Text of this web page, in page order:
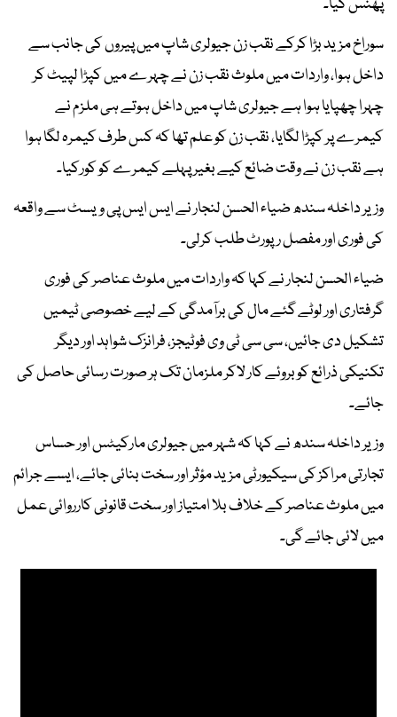
پھنس گیا۔
سوراخ مزید بڑا کرکے نقب زن جیولری شاپ میں پیروں کی جانب سے
داخل ہوا، واردات میں ملوث نقب زن نے چہرے میں کپڑا لپیٹ کر
چہرا چھپایا ہوا ہے جیولری شاپ میں داخل ہوتے ہی ملزم نے
کیمرے پر کپڑا لگایا، نقب زن کو علم تھا کہ کس طرف کیمرہ لگا ہوا
ہے نقب زن نے وقت ضائع کیے بغیر پہلے کیمرے کو کورکیا۔
وزیر داخلہ سندھ ضیاء الحسن لنجار نے ایس ایس پی ویسٹ سے واقعہ
کی فوری اور مفصل رپورٹ طلب کرلی۔
ضیاء الحسن لنجار نے کہا کہ واردات میں ملوث عناصر کی فوری
گرفتاری اور لوٹے گئے مال کی برآمدگی کے لیے خصوصی ٹیمیں
تشکیل دی جائیں، سی سی ٹی وی فوٹیجز، فرانزک شواہد اور دیگر
تکنیکی ذرائع کو بروئے کار لاکر ملزمان تک ہر صورت رسائی حاصل کی
جائے۔
وزیر داخلہ سندھ نے کہا کہ شہر میں جیولری مارکیٹس اور حساس
تجارتی مراکز کی سیکیورٹی مزید مؤثر اور سخت بنائی جائے، ایسے جرائم
میں ملوث عناصر کے خلاف بلا امتیاز اور سخت قانونی کارروائی عمل
میں لائی جائے گی۔